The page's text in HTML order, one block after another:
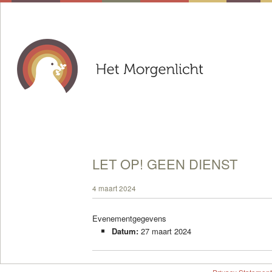
LET OP! GEEN DIENST
4 maart 2024
Evenementgegevens
Datum: 27 maart 2024